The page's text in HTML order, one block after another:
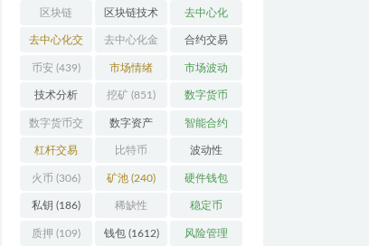
(175) (5442) 场(701)
区块链
(4599)
区块链技术
(527)
去中心化
(4087)
去中心化交
易所 (196)
去中心化金
融(110)
合约交易
(182)
币安 (439) 市场情绪
(337)
市场波动
(279)
技术分析
(148)
挖矿 (851) 数字货币
(8679)
数字货币交
易(150)
数字资产
(286)
智能合约
(532)
杠杆交易
(231)
比特币
(2378)
波动性
(352)
火币 (306) 矿池 (240) 硬件钱包
(170)
私钥 (186) 稀缺性
(193)
稳定币
(112)
质押 (109) 钱包(1612) 风险管理